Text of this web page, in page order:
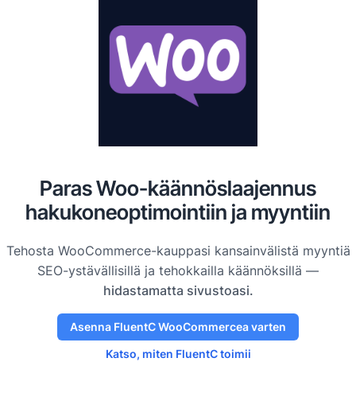
Paras Woo-käännöslaajennus
hakukoneoptimointiin ja myyntiin
Tehosta WooCommerce-kauppasi kansainvälistä myyntiä
SEO-ystävällisillä ja tehokkailla käännöksillä —
hidastamatta sivustoasi.
Asenna FluentC WooCommercea varten
Katso, miten FluentC toimii